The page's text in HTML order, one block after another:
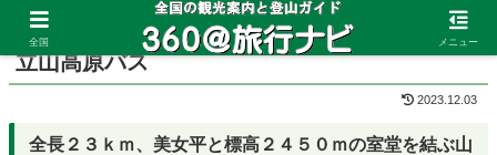
ホーム 富山県 立山黒部アルペンルート
立山高原バス
2023.12.03
全長２３ｋｍ、美女平と標高２４５０ｍの室堂を結ぶ山
全国 メニュー